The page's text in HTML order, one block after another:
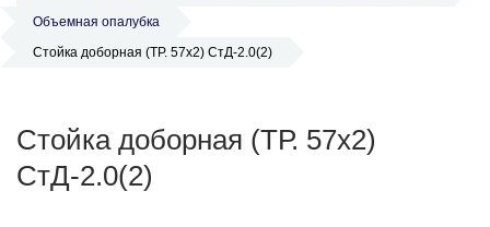
Объемная опалубка
Стойка доборная (ТР. 57х2) СтД-2.0(2)
Стойка доборная (ТР. 57х2)
СтД-2.0(2)